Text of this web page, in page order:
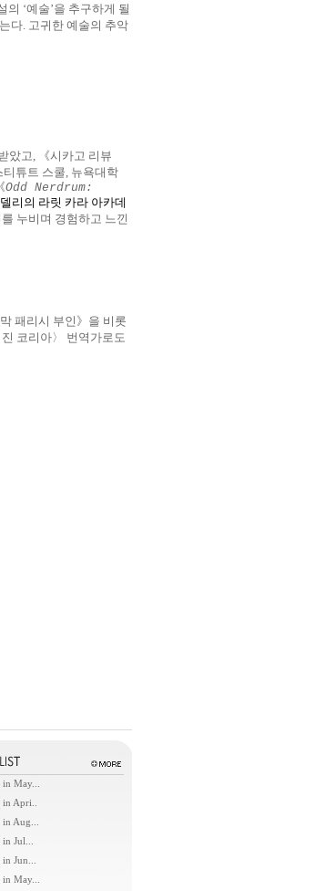
의 ‘예술’을 추구하게 될
다. 고귀한 예술의 추악
았고 《시카고 리뷰
튜트 스쿨 뉴욕대학
《Odd Nerdrum:
리의 라릿 카라 아카데
누비며 경험하고 느낀
패리시 부인》 을 비롯
코리아〉 번역가로도
May...
Apri..
Aug...
Jul...
Jun...
May...